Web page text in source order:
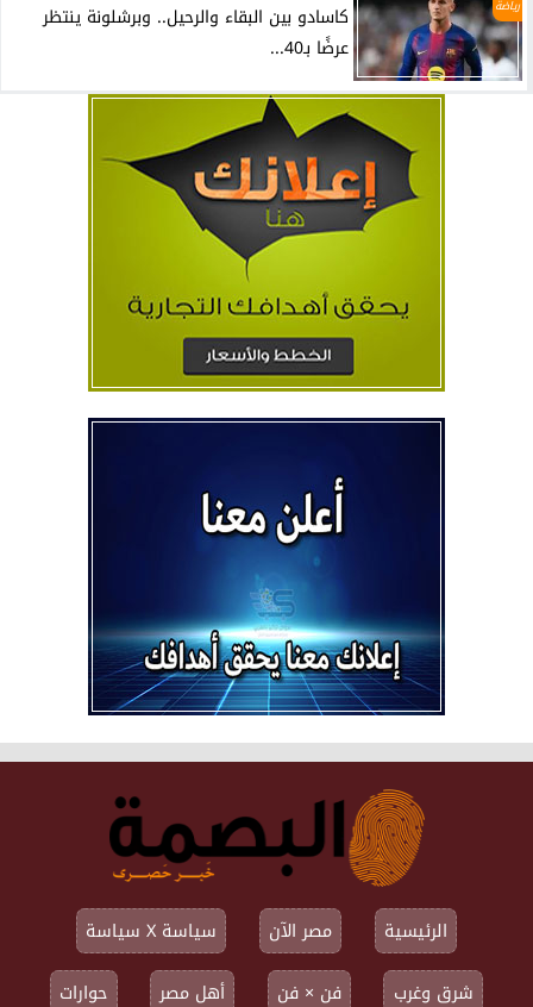
رياضة
كاسادو بين البقاء والرحيل.. وبرشلونة ينتظر
عرضًا بـ40...
الرئيسية مصر الآن
سياسة X سياسة
شرق وغرب
فن × فن أهل مصر حوارات